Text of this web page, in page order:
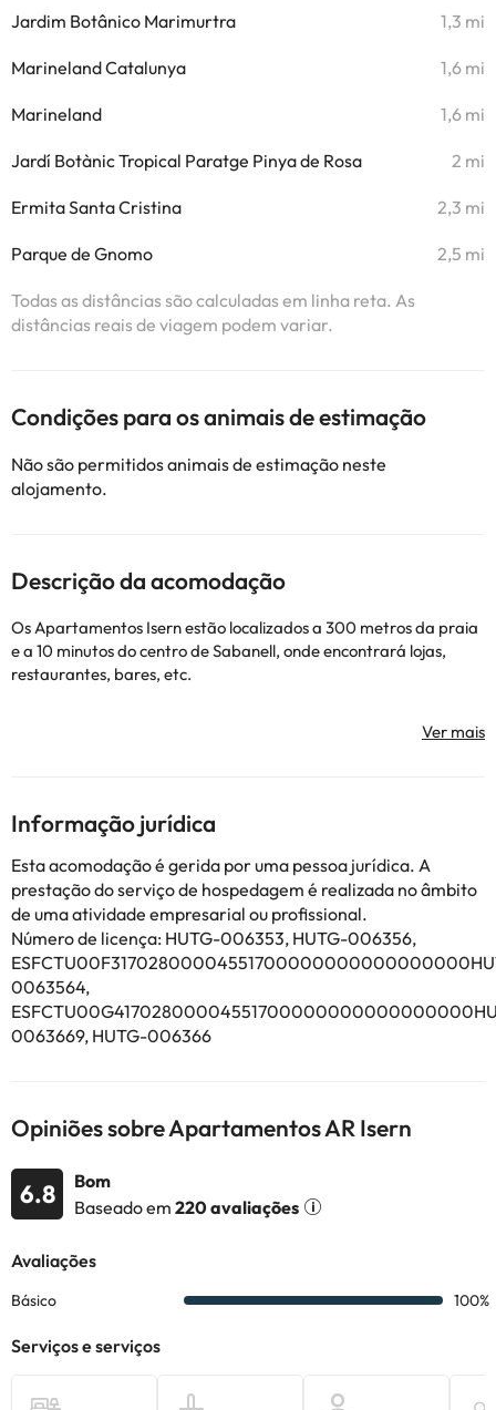
Jardim Botânico Marimurtra 1,3 mi
Marineland Catalunya 1,6 mi
Marineland 1,6 mi
Jardí Botànic Tropical Paratge Pinya de Rosa 2 mi
Ermita Santa Cristina 2,3 mi
Parque de Gnomo 2,5 mi
Todas as distâncias são calculadas em linha reta. As
distâncias reais de viagem podem variar.
Condições para os animais de estimação
Não são permitidos animais de estimação neste
alojamento.
Descrição da acomodação
Os Apartamentos Isern estão localizados a 300 metros da praia
e a 10 minutos do centro de Sabanell, onde encontrará lojas,
restaurantes, bares, etc.
Apartamentos modernos com piso frio e móveis de madeira
equipada e banheiro privativo.
Eles estão em uma área tranquila, apesar de sua proximidade
com a praia e o centro de Blanes.
Alguns dos serviços listados podem ser extras a serem pagos no
hotel. Você pode verificar suas taxas uma vez lá. Esta
informação está sujeita a alterações pelo alojamento.
Alguns dos serviços indicados podem ter custos adicionais. Pode
consultar os respetivos preços diretamente junto do alojamento.
Informação jurídica
Esta acomodação é gerida por uma pessoa jurídica. A
prestação do serviço de hospedagem é realizada no âmbito
de uma atividade empresarial ou profissional.
Número de licença: HUTG-006353, HUTG-006356,
0063564,
0063669, HUTG-006366
Opiniões sobre Apartamentos AR Isern
6.8
Bom
Baseado em 220 avaliações